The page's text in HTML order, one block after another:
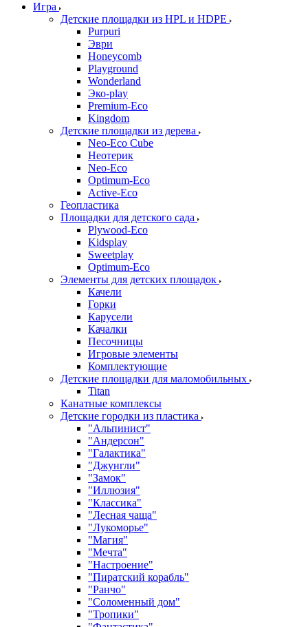
Игра
Детские площадки из HPL и HDPE
Purpuri
Эври
Honeycomb
Playground
Wonderland
Эко-play
Premium-Eco
Kingdom
Детские площадки из дерева
Neo-Eco Cube
Неотерик
Neo-Eco
Оptimum-Еco
Active-Eco
Геопластика
Площадки для детского сада
Plywood-Eco
Kidsplay
Sweetplay
Оptimum-Еco
Элементы для детских площадок
Качели
Горки
Карусели
Качалки
Песочницы
Игровые элементы
Комплектующие
Детские площадки для маломобильных
Titan
Канатные комплексы
Детские городки из пластика
"Альпинист"
"Андерсон"
"Галактика"
"Джунгли"
"Замок"
"Иллюзия"
"Классика"
"Лесная чаща"
"Лукоморье"
"Магия"
"Мечта"
"Настроение"
"Пиратский корабль"
"Ранчо"
"Соломенный дом"
"Тропики"